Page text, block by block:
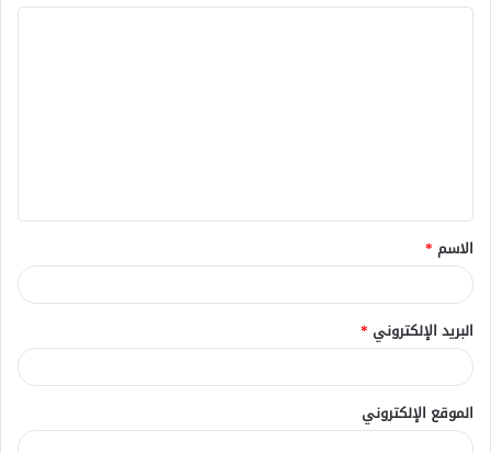
ق
*
الاسم *
البريد الإلكتروني *
الموقع الإلكتروني